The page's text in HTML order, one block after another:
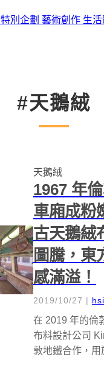
特別企劃 藝術創作 生
#天鵝絨
天鵝絨
1967 年
車廂成粉
古天鵝絨
圖騰，東
感滿溢！
2019/10/27 |
在 2019 年的倫
布料設計公司
敦地鐵合作，用